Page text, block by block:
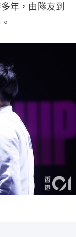
年，由隊友到